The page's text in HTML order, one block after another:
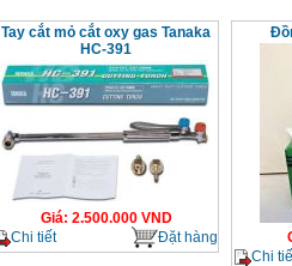
Tay cắt mỏ cắt oxy gas Tanaka
HC-391
Giá: 2.500.000VND
Chi tiết
Đặt hàng
Chi